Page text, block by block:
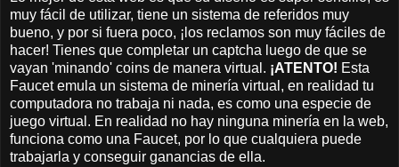
muy fácil de utilizar, tiene un sistema de referidos muy
bueno, y por si fuera poco, ¡los reclamos son muy fáciles de
hacer! Tienes que completar un captcha luego de que se
vayan 'minando' coins de manera virtual. ¡ATENTO! Esta
Faucet emula un sistema de minería virtual, en realidad tu
computadora no trabaja ni nada, es como una especie de
juego virtual. En realidad no hay ninguna minería en la web,
funciona como una Faucet, por lo que cualquiera puede
trabajarla y conseguir ganancias de ella.